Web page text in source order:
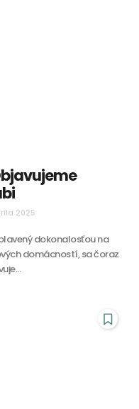
2025
dokonalosťou na
domácností, sa čoraz